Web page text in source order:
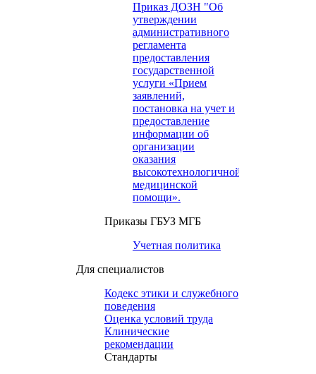
Приказ ДОЗН "Об
утверждении
административного
регламента
предоставления
государственной
услуги «Прием
заявлений,
постановка на учет и
предоставление
информации об
организации
оказания
высокотехнологичной
медицинской
помощи».
Приказы ГБУЗ МГБ
Учетная политика
Для специалистов
Кодекс этики и служебного
поведения
Оценка условий труда
Клинические
рекомендации
Cтандарты